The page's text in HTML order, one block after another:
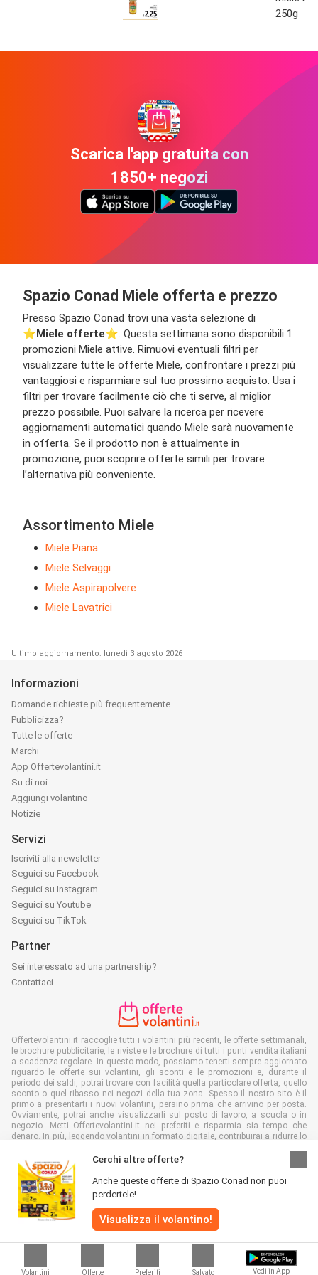
Volantini Offerte Preferiti Salvato Vedi in App
250g
Scarica l'app gratuita con
1850+ negozi
Spazio Conad Miele offerta e prezzo
Presso Spazio Conad trovi una vasta selezione di
⭐️Miele offerte⭐️. Questa settimana sono disponibili 1
promozioni Miele attive. Rimuovi eventuali filtri per
visualizzare tutte le offerte Miele, confrontare i prezzi più
vantaggiosi e risparmiare sul tuo prossimo acquisto. Usa i
filtri per trovare facilmente ciò che ti serve, al miglior
prezzo possibile. Puoi salvare la ricerca per ricevere
aggiornamenti automatici quando Miele sarà nuovamente
in offerta. Se il prodotto non è attualmente in
promozione, puoi scoprire offerte simili per trovare
l’alternativa più conveniente.
Assortimento Miele
Miele Piana
Miele Selvaggi
Miele Aspirapolvere
Miele Lavatrici
Ultimo aggiornamento: lunedì 3 agosto 2026
Cerchi altre offerte?
Anche queste offerte di Spazio Conad non puoi
perdertele!
Visualizza il volantino!
Informazioni
Domande richieste più frequentemente
Pubblicizza?
Tutte le offerte
Marchi
App Offertevolantini.it
Su di noi
Aggiungi volantino
Notizie
Servizi
Iscriviti alla newsletter
Seguici su Facebook
Seguici su Instagram
Seguici su Youtube
Seguici su TikTok
Partner
Sei interessato ad una partnership?
Contattaci
Offertevolantini.it raccoglie tutti i volantini più recenti, le offerte settimanali,
le brochure pubblicitarie, le riviste e le brochure di tutti i punti vendita italiani
a scadenza regolare. In questo modo, possiamo tenerti sempre aggiornato
riguardo le offerte sui volantini, gli sconti e le promozioni e, durante il
periodo dei saldi, potrai trovare con facilità quella particolare offerta, quello
sconto o quel ribasso nei negozi della tua zona. Spesso il nostro sito è il
primo a presentarti i nuovi volantini, persino prima che arrivino per posta.
Ovviamente, potrai anche visualizzarli sul posto di lavoro, a scuola o in
negozio. Metti Offertevolantini.it nei preferiti e risparmia sia tempo che
denaro. In più, leggendo volantini in formato digitale, contribuirai a ridurre lo
Tutti i diritti riservati © Offertevolantini.it 2026 |Disclaimer
|Politiche sulla privacy|Informativa sui cookie